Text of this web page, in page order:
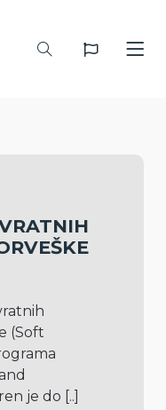
(Soft
je do [..]